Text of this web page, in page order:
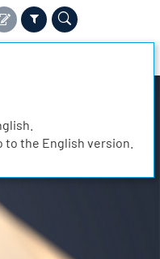
to the English version.